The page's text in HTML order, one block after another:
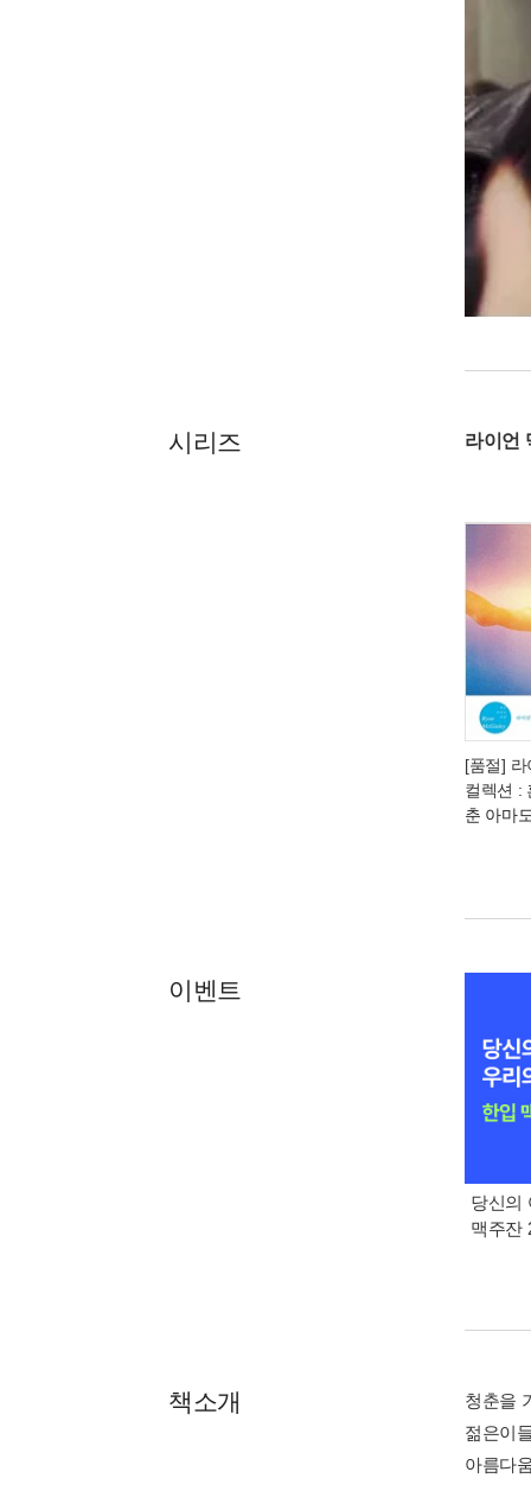
시리즈 라이언
[품절]
컬렉션 :
춘 아마
이벤트
당신의
맥주잔
책소개
청춘을
젊은이
아름다